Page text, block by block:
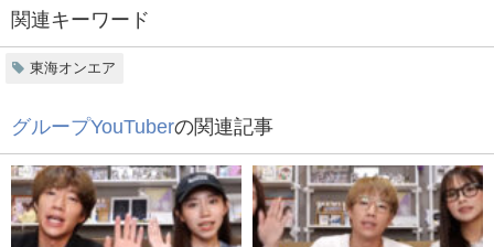
ます。
見てるとお腹がすいてきます…！！！！
無事にリレー形式で料理は完成したのでしょうか？
【ゼロからの仕込み】ガチンコ！！ラーメン
作り対決！！！！！
なんでも出来る男、りょう
関連キーワード
東海オンエア
グループYouTuberの関連記事